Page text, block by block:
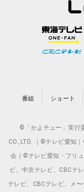
番組 ショート
©「かよチュー」実行
CO.,LTD. ｜©テレビ愛知
会｜©テレビ愛知・フリ
ビ、中京テレビ、CBCテ
テレビ、CBCテレビ、メ